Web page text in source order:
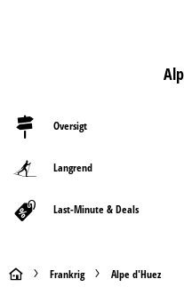
Oversigt
Langrend
Last-Minute & Deals
S Frankrig Alpe d'Huez